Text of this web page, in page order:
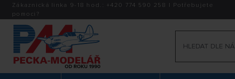
Zákaznická linka 9-18 hod.: +420 774 590 258 | Potřebujete
pomoci?